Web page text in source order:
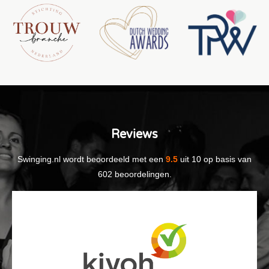
Reviews
Swinging.nl wordt beoordeeld met een 9.5 uit 10 op basis van
602 beoordelingen.